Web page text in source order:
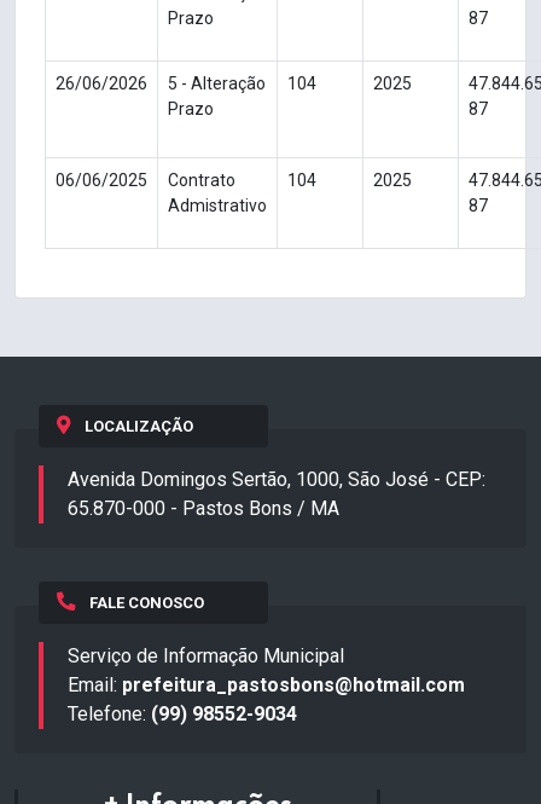
Prazo
87
26/06/2026
5 - Alteração
Prazo
104 2025
87
06/06/2025
Contrato
Admistrativo
104 2025
87
LOCALIZAÇÃO
Avenida Domingos Sertão, 1000, São José - CEP:
65.870-000 - Pastos Bons / MA
FALE CONOSCO
Serviço de Informação Municipal
Email: prefeitura_pastosbons@hotmail.com
Telefone: (99) 98552-9034